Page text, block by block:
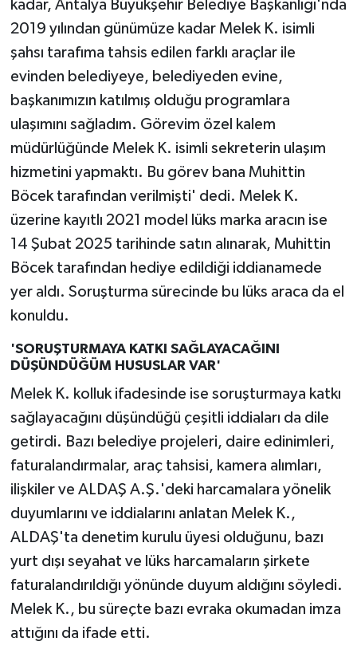
kadar, Antalya Büyükşehir Belediye Başkanlığı'nda
2019 yılından günümüze kadar Melek K. isimli
şahsı tarafıma tahsis edilen farklı araçlar ile
evinden belediyeye, belediyeden evine,
başkanımızın katılmış olduğu programlara
ulaşımını sağladım. Görevim özel kalem
müdürlüğünde Melek K. isimli sekreterin ulaşım
hizmetini yapmaktı. Bu görev bana Muhittin
Böcek tarafından verilmişti' dedi. Melek K.
üzerine kayıtlı 2021 model lüks marka aracın ise
14 Şubat 2025 tarihinde satın alınarak, Muhittin
Böcek tarafından hediye edildiği iddianamede
yer aldı. Soruşturma sürecinde bu lüks araca da el
konuldu.
'SORUŞTURMAYA KATKI SAĞLAYACAĞINI
DÜŞÜNDÜĞÜM HUSUSLAR VAR'
Melek K. kolluk ifadesinde ise soruşturmaya katkı
sağlayacağını düşündüğü çeşitli iddiaları da dile
getirdi. Bazı belediye projeleri, daire edinimleri,
faturalandırmalar, araç tahsisi, kamera alımları,
ilişkiler ve ALDAŞ A.Ş.'deki harcamalara yönelik
duyumlarını ve iddialarını anlatan Melek K.,
ALDAŞ'ta denetim kurulu üyesi olduğunu, bazı
yurt dışı seyahat ve lüks harcamaların şirkete
faturalandırıldığı yönünde duyum aldığını söyledi.
Melek K., bu süreçte bazı evraka okumadan imza
attığını da ifade etti.